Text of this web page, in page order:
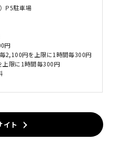
P5駐車場
円
2,100円を上限に1時間毎300円
上限に1時間毎300円
イト